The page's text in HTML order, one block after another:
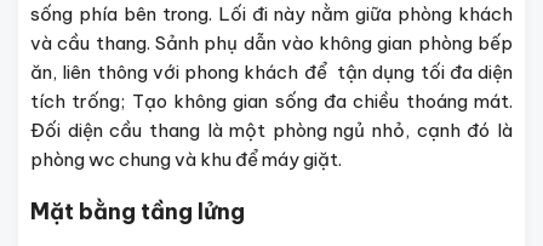
sống phía bên trong. Lối đi này nằm giữa phòng khách
và cầu thang. Sảnh phụ dẫn vào không gian phòng bếp
ăn, liên thông với phong khách để tận dụng tối đa diện
tích trống; Tạo không gian sống đa chiều thoáng mát.
Đối diện cầu thang là một phòng ngủ nhỏ, cạnh đó là
phòng wc chung và khu để máy giặt.
Mặt bằng tầng lửng